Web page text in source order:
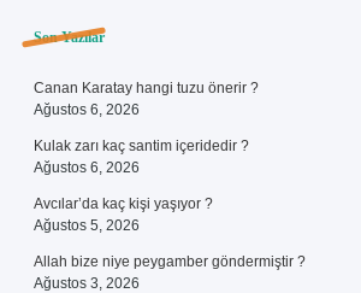
Sidebar
Son Yazılar
Canan Karatay hangi tuzu önerir ?
Ağustos 6, 2026
Kulak zarı kaç santim içeridedir ?
Ağustos 6, 2026
Avcılar’da kaç kişi yaşıyor ?
Ağustos 5, 2026
Allah bize niye peygamber göndermiştir ?
Ağustos 3, 2026